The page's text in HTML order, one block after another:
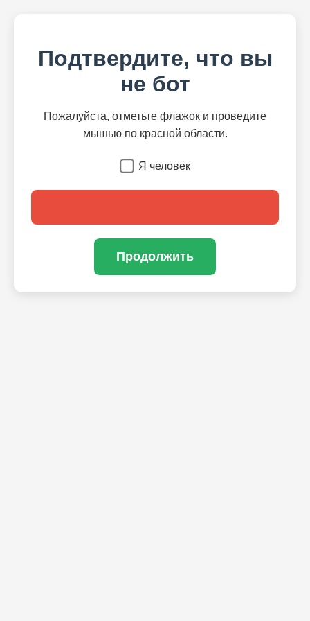
Подтвердите, что вы
не бот
Пожалуйста, отметьте флажок и проведите
мышью по красной области.
Я человек
Продолжить